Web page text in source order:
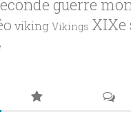
guerre
viking Vikings XIXe